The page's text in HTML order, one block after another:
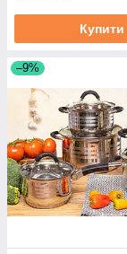
Купити
–9%